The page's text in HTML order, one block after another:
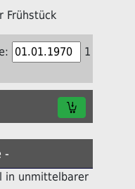
Frühstück
1
-
in unmittelbarer